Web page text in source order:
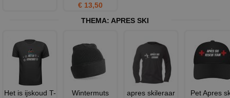
€ 13,50
THEMA: APRES SKI
Het is ijskoud T-
Wintermuts
apres skileraar
Pet Apres